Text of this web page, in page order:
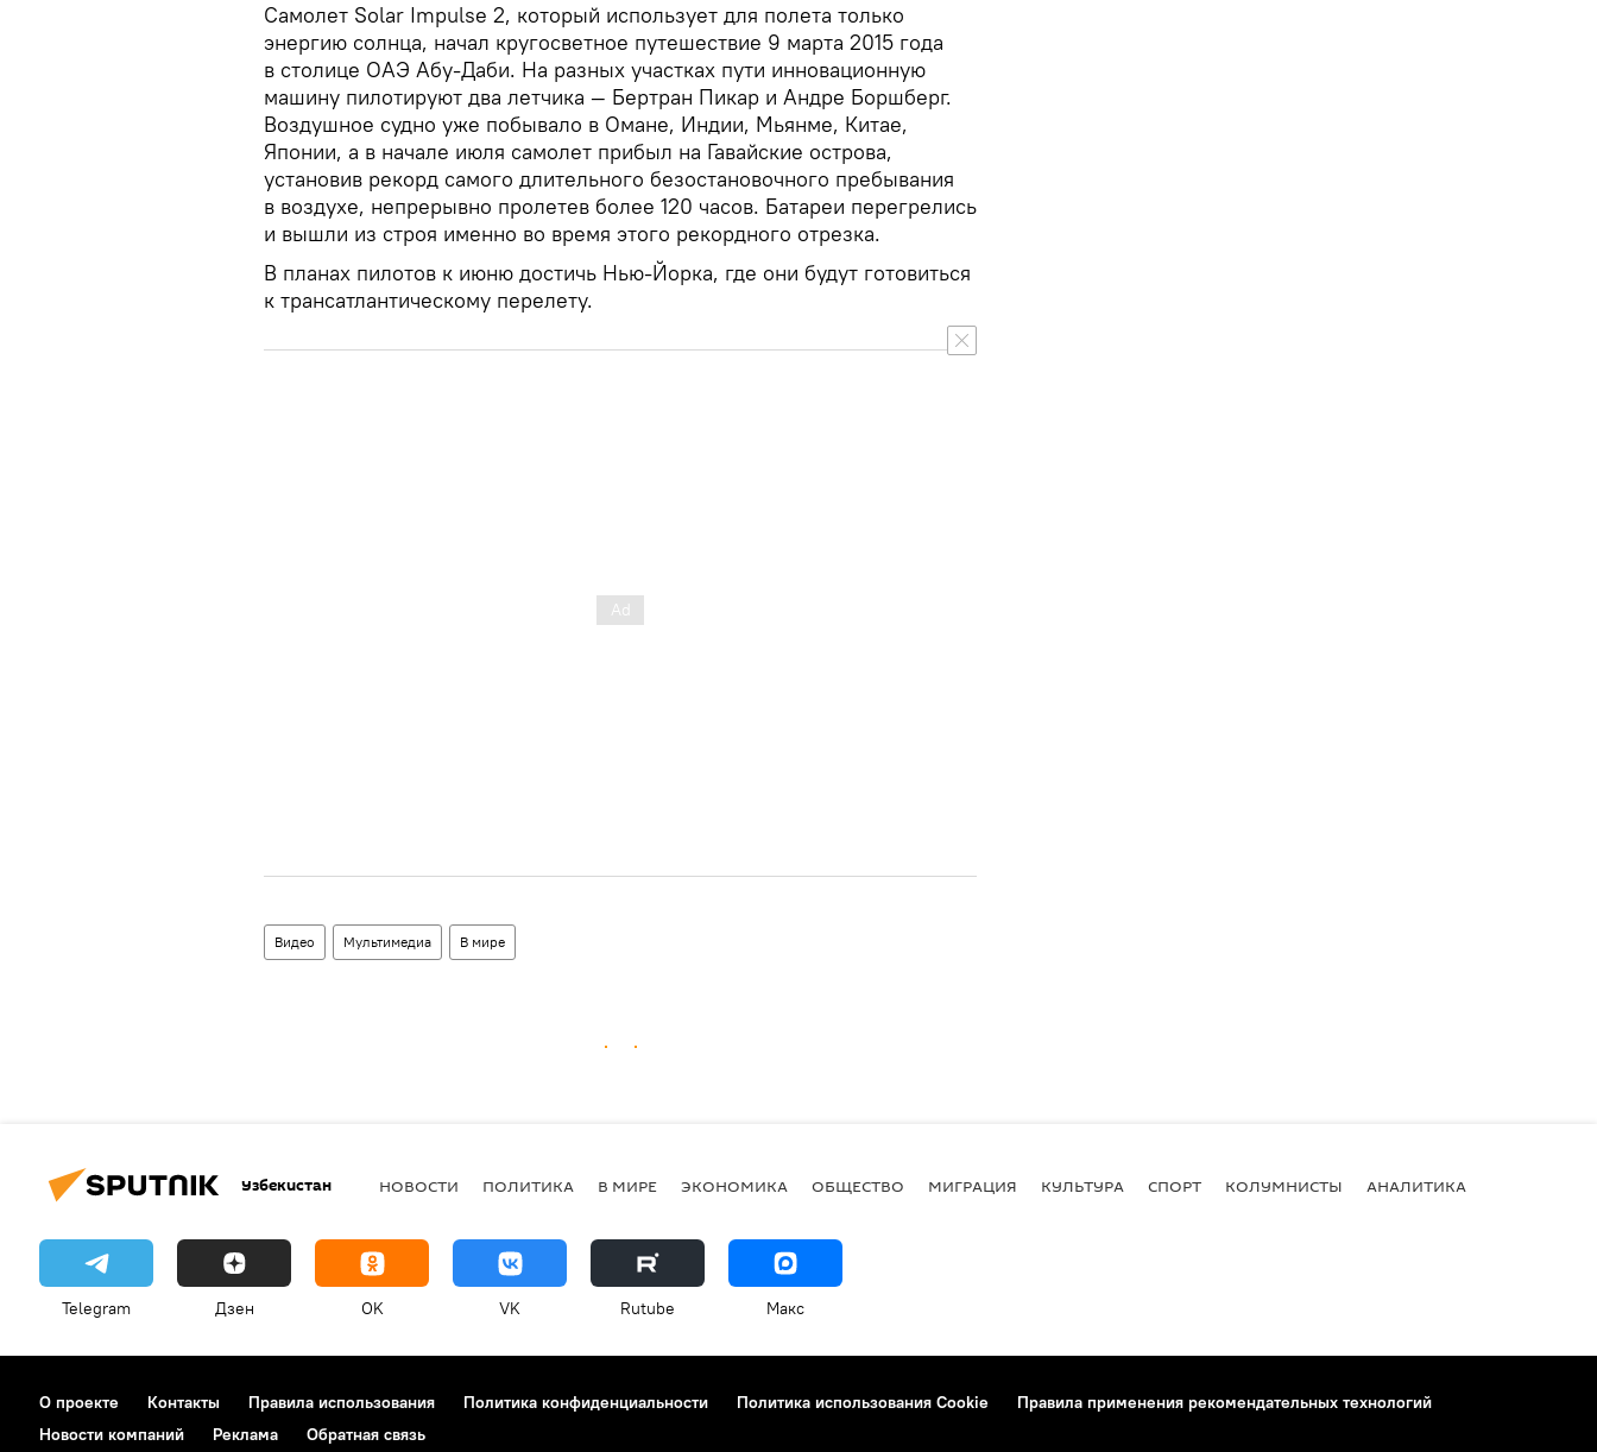
Самолет Solar Impulse 2, который использует для полета только
энергию солнца, начал кругосветное путешествие 9 марта 2015 года
в столице ОАЭ Абу-Даби. На разных участках пути инновационную
машину пилотируют два летчика — Бертран Пикар и Андре Боршберг.
Воздушное судно уже побывало в Омане, Индии, Мьянме, Китае,
Японии, а в начале июля самолет прибыл на Гавайские острова,
установив рекорд самого длительного безостановочного пребывания
в воздухе, непрерывно пролетев более 120 часов. Батареи перегрелись
и вышли из строя именно во время этого рекордного отрезка.
В планах пилотов к июню достичь Нью-Йорка, где они будут готовиться
к трансатлантическому перелету.
Видео Мультимедиа В мире
Узбекистан НОВОСТИ ПОЛИТИКА В МИРЕ ЭКОНОМИКА ОБЩЕСТВО МИГРАЦИЯ КУЛЬТУРА СПОРТ КОЛУМНИСТЫ АНАЛИТИКА
Telegram Дзен OK VK Rutube Макс
О проекте Контакты Правила использования Политика конфиденциальности Политика использования Cookie
Правила применения рекомендательных технологий
Новости компаний
Реклама Обратная связь